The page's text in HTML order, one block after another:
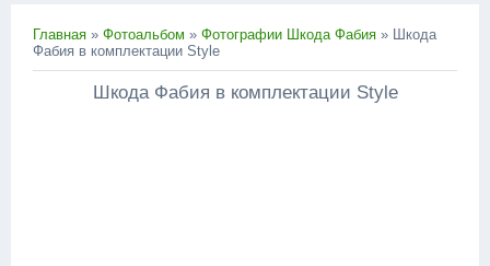
Главная » Фотоальбом » Фотографии Шкода Фабия » Шкода
Фабия в комплектации Style
Шкода Фабия в комплектации Style